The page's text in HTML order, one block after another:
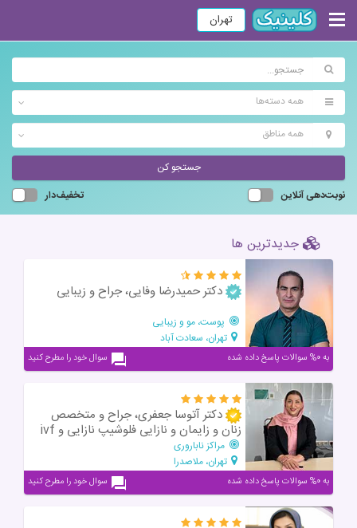
تهران
همه دسته‌ها
همه مناطق
جستجو کن
نوبت‌دهی آنلاین
تخفیف‌دار
جدیدترین ها
دکتر حمیدرضا وفایی، جراح و زیبایی
پوست، مو و زیبایی
تهران، سعادت آباد
به ۰% سوالات پاسخ داده شده سوال خود را مطرح کنید
دکتر آتوسا جعفری، جراح و متخصص
زنان و زایمان و نازایی فلوشیپ نازایی و ivf
مراکز ناباروری
تهران، ملاصدرا
به ۰% سوالات پاسخ داده شده سوال خود را مطرح کنید